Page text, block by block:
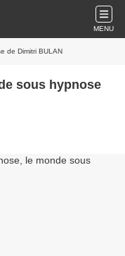
MENU
de Dimitri BULAN
sous hypnose